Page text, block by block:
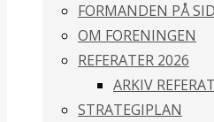
FORMANDEN PÅ
OM FORENINGEN
REFERATER 2026
ARKIV
STRATEGIPLAN